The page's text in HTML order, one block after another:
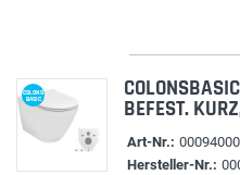
COLONS
BASIC BEFEST.
Art-Nr.:
Hersteller-Nr.: